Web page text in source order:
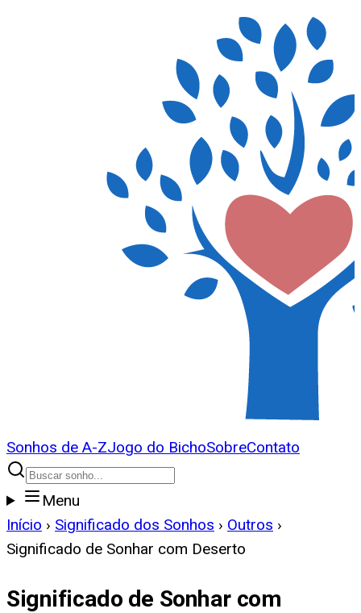
Sonhos de A-ZJogo do BichoSobreContato
Menu
Início › Significado dos Sonhos › Outros ›
Significado de Sonhar com Deserto
Significado de Sonhar com